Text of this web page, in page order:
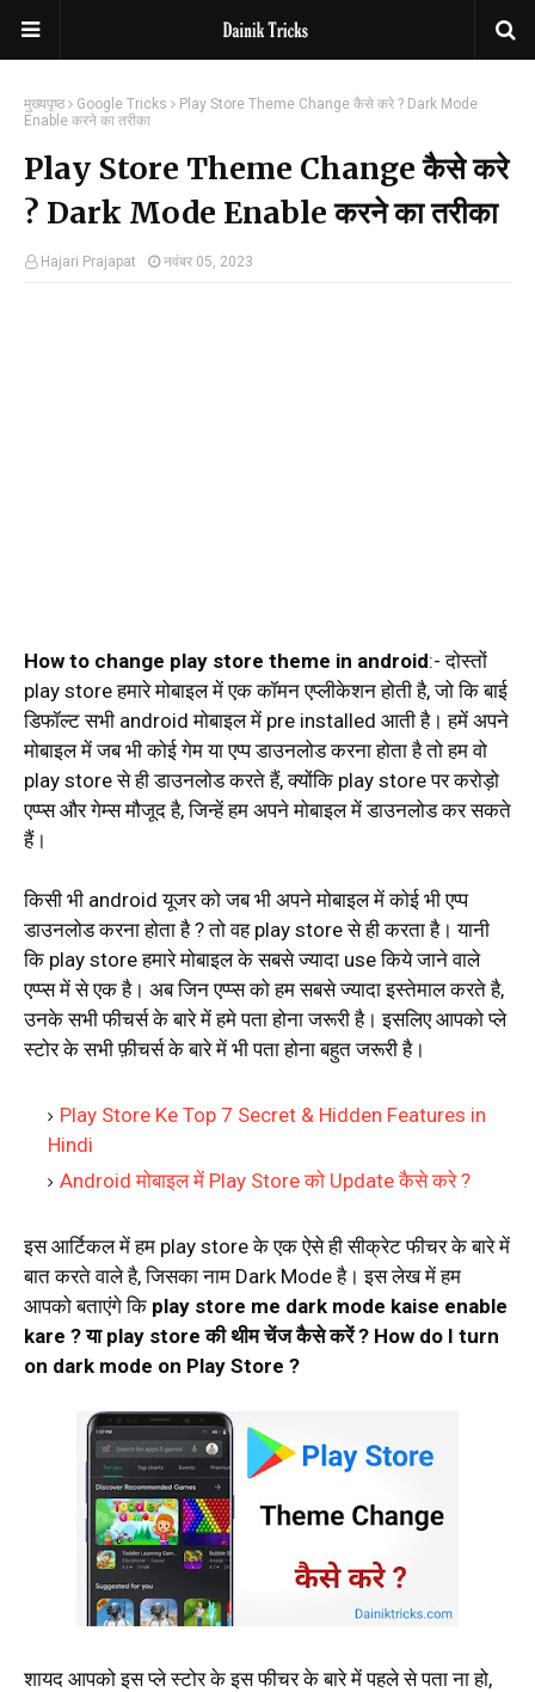
मुख्यपृष्ठ Google Tricks
Play Store Theme Change कैसे करे ? Dark Mode
Enable करने का तरीका
Play Store Theme Change कैसे करे
? Dark Mode Enable करने का तरीका
Hajari Prajapat नवंबर 05, 2023
How to change play store theme in android:- दोस्तों
play store हमारे मोबाइल में एक कॉमन एप्लीकेशन होती है, जो कि बाई
डिफॉल्ट सभी android मोबाइल में pre installed आती है। हमें अपने
मोबाइल में जब भी कोई गेम या एप्प डाउनलोड करना होता है तो हम वो
play store से ही डाउनलोड करते हैं, क्योंकि play store पर करोड़ो
एप्प्स और गेम्स मौजूद है, जिन्हें हम अपने मोबाइल में डाउनलोड कर सकते
हैं।
किसी भी android यूजर को जब भी अपने मोबाइल में कोई भी एप्प
डाउनलोड करना होता है ? तो वह play store से ही करता है। यानी
कि play store हमारे मोबाइल के सबसे ज्यादा use किये जाने वाले
एप्प्स में से एक है। अब जिन एप्प्स को हम सबसे ज्यादा इस्तेमाल करते है,
उनके सभी फीचर्स के बारे में हमे पता होना जरूरी है। इसलिए आपको प्ले
स्टोर के सभी फ़ीचर्स के बारे में भी पता होना बहुत जरूरी है।
Play Store Ke Top 7 Secret & Hidden Features in
Hindi
Android मोबाइल में Play Store को Update कैसे करे ?
इस आर्टिकल में हम play store के एक ऐसे ही सीक्रेट फीचर के बारे में
बात करते वाले है, जिसका नाम Dark Mode है। इस लेख में हम
आपको बताएंगे कि play store me dark mode kaise enable
kare ? या play store की थीम चेंज कैसे करें ? How do I turn
on dark mode on Play Store ?
शायद आपको इस प्ले स्टोर के इस फीचर के बारे में पहले से पता ना हो,